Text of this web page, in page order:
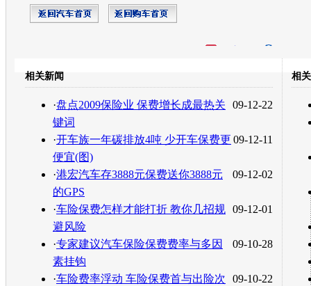
转发至：
相关新闻
09-12-22
·盘点2009保险业 保费增长成最热关
键词
09-12-11
·开车族一年碳排放4吨 少开车保费更
便宜(图)
09-12-02
·港宏汽车存3888元保费送你3888元
的GPS
09-12-01
·车险保费怎样才能打折 教你几招规
避风险
09-10-28
·专家建议汽车保险保费费率与多因
素挂钩
09-10-22
·车险费率浮动 车险保费首与出险次
相